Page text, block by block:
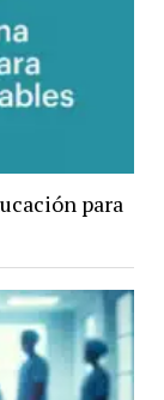
para